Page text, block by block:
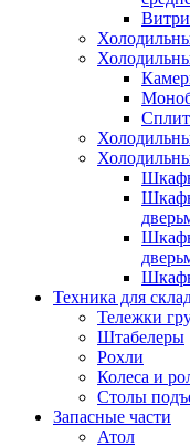
Техника для
Тележки
Штабелеры
Рохли
Колеса и
Столы
Запасные части
Атол